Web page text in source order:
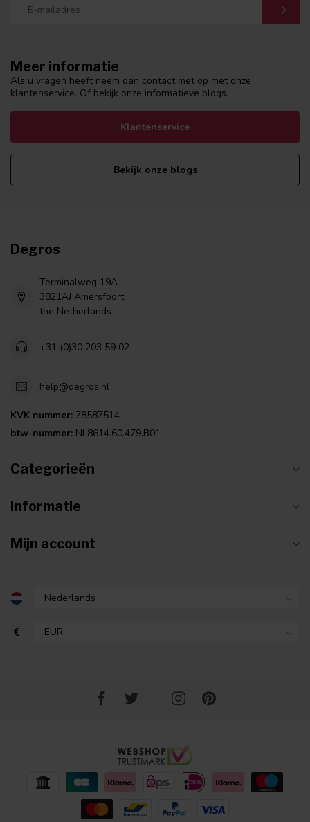
Meer informatie
Als u vragen heeft neem dan contact met op met onze
klantenservice. Of bekijk onze informatieve blogs.
Klantenservice
Bekijk onze blogs
Degros
Terminalweg 19A
3821AJ Amersfoort
the Netherlands
+31 (0)30 203 59 02
help@degros.nl
KVK nummer: 78587514
btw-nummer: NL8614.60.479.B01
Categorieën
Informatie
Mijn account
€